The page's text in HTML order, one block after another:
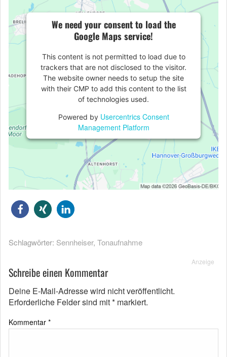
We need your consent to load the
Google Maps service!
This content is not permitted to load due to
trackers that are not disclosed to the visitor.
The website owner needs to setup the site
with their CMP to add this content to the list
of technologies used.
Powered by Usercentrics Consent
Management Platform
Schlagwörter: Sennheiser, Tonaufnahme
Anzeige
Schreibe einen Kommentar
Deine E-Mail-Adresse wird nicht veröffentlicht.
Erforderliche Felder sind mit* markiert.
Kommentar *